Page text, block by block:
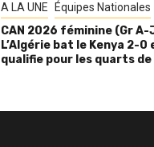
A LA UNE Équipes Nationales
CAN 2026 féminine (Gr A-
L’Algérie bat le Kenya 2-0
qualifie pour les quarts